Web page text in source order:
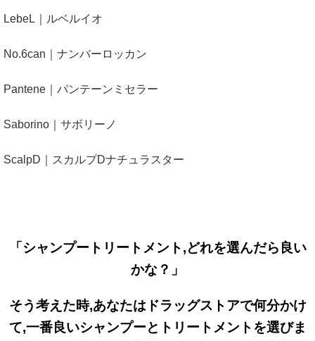
LebeL｜ルベルイオ
No.6can｜ナンバーロッカン
Pantene｜パンテーンミセラー
Saborino｜サボリーノ
ScalpD｜スカルプDナチュラスター
「シャンプートリートメント,どれを選んだら良い
かな？」
そう考えた時,あなたは ドラッグストアで何分かけ
て,一番良いシャンプーとトリートメントを選びま